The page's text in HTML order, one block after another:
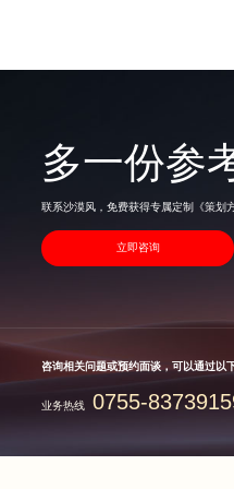
多一份参
联系沙漠风，免费获得专属定制《策划
立即咨询
咨询相关问题或预约面谈，可以通过以
业务热线 0755-